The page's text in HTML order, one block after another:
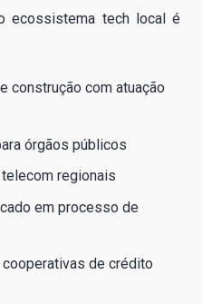
ecossistema tech local é
construção com atuação
órgãos públicos
regionais
em processo de
de crédito